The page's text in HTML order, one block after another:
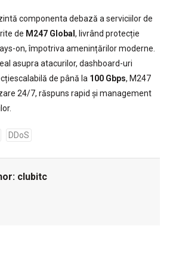
componenta debază a serviciilor de
de M247 Global , livrând protecție
on, împotriva amenințărilor moderne.
asupra atacurilor, dashboard-uri
de până la 100 Gbps, M247
24/7, răspuns rapid și management
DDoS
clubitc